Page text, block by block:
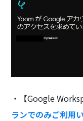
・【Google
ランでのみご利用